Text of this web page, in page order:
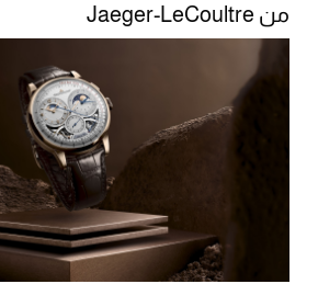
من Jaeger-LeCoultre